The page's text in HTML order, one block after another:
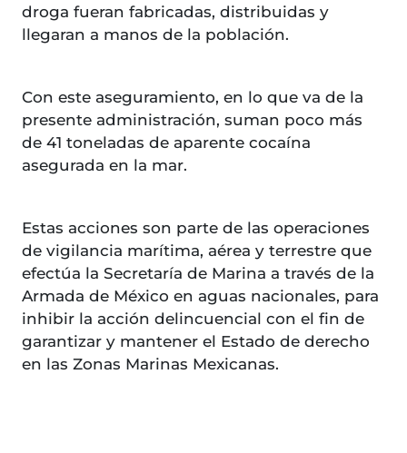
droga fueran fabricadas, distribuidas y
llegaran a manos de la población.
Con este aseguramiento, en lo que va de la
presente administración, suman poco más
de 41 toneladas de aparente cocaína
asegurada en la mar.
Estas acciones son parte de las operaciones
de vigilancia marítima, aérea y terrestre que
efectúa la Secretaría de Marina a través de la
Armada de México en aguas nacionales, para
inhibir la acción delincuencial con el fin de
garantizar y mantener el Estado de derecho
en las Zonas Marinas Mexicanas.